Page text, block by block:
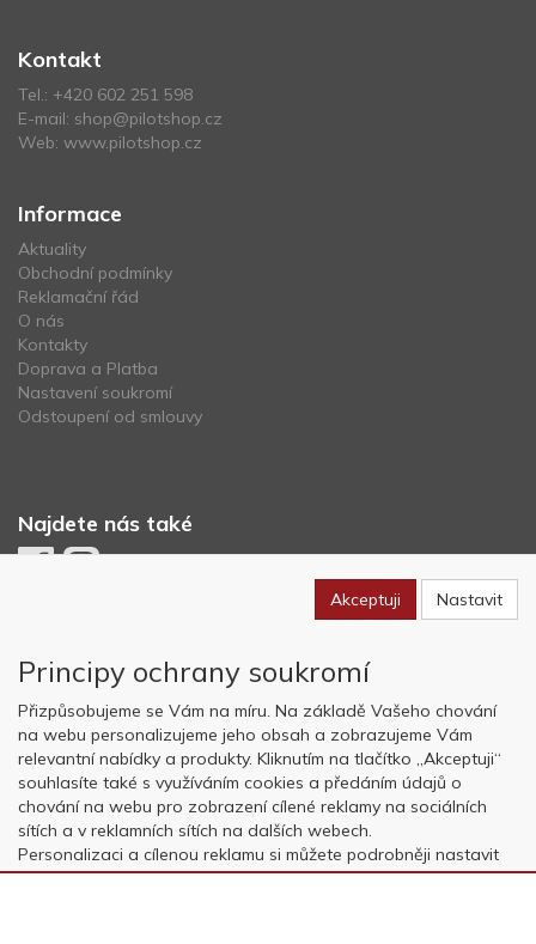
Kontakt
Tel.: +420 602 251 598
E-mail: shop@pilotshop.cz
Web: www.pilotshop.cz
Informace
Aktuality
Obchodní podmínky
Reklamační řád
O nás
Kontakty
Doprava a Platba
Nastavení soukromí
Odstoupení od smlouvy
Najdete nás také
Copyright © OK AVIATION Base, s.r.o. 2022, powered byABRA E-
shop
Akceptuji Nastavit
Principy ochrany soukromí
Přizpůsobujeme se Vám na míru. Na základě Vašeho chování
na webu personalizujeme jeho obsah a zobrazujeme Vám
relevantní nabídky a produkty. Kliknutím na tlačítko „Akceptuji“
souhlasíte také s využíváním cookies a předáním údajů o
chování na webu pro zobrazení cílené reklamy na sociálních
sítích a v reklamních sítích na dalších webech.
Personalizaci a cílenou reklamu si můžete podrobněji nastavit
nebo kdykoli vypnout po kliknutí na tlačítko „Nastavit“.